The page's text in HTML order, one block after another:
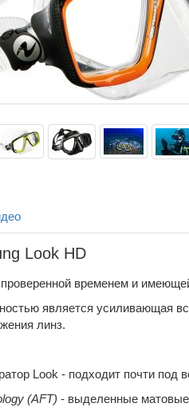
Look HD
временем и
является усиливающая
линз.
Look - подходит почти под
(AFT) - выделенные матовые